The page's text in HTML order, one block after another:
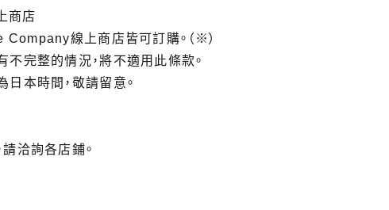
商店
線上商店皆可訂購。（※）
完整的情況，將不適用此條款。
本時間，敬請留意。
洽詢各店鋪。